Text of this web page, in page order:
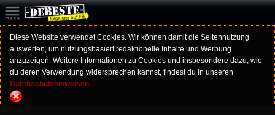
Diese Website verwendet Cookies. Wir können damit die Seitennutzung
auswerten, um nutzungsbasiert redaktionelle Inhalte und Werbung
anzuzeigen. Weitere Informationen zu Cookies und insbesondere dazu, wie
du deren Verwendung widersprechen kannst, findest du in unseren
Datenschutzhinweisen.